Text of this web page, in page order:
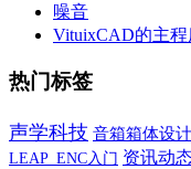
噪音
VituixCAD的主
热门标签
声学科技 音箱箱体设计
LEAP_ENC入门 资讯动